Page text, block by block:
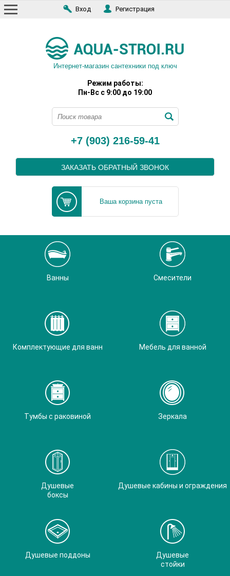
Вход Регистрация
Интернет-магазин сантехники под ключ
Режим работы:
Пн-Вс с 9:00 до 19:00
+7 (903) 216-59-41
ЗАКАЗАТЬ ОБРАТНЫЙ ЗВОНОК
Ваша корзина пуста
Ванны Смесители
Комплектующие для ванн Мебель для ванной
Тумбы с раковиной Зеркала
Душевые
боксы
Душевые кабины и ограждения
Душевые поддоны
Душевые
стойки